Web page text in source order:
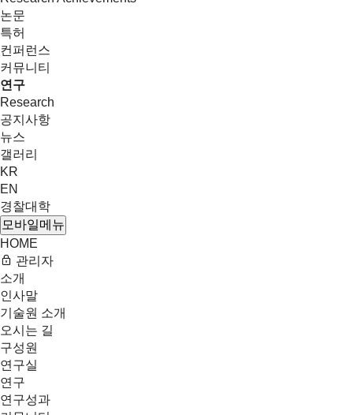
논문
특허
컨퍼런스
커뮤니티
연구
Research
공지사항
뉴스
갤러리
KR
EN
경찰대학
모바일메뉴
HOME
관리자
소개
인사말
기술원 소개
오시는 길
구성원
연구실
연구
연구성과